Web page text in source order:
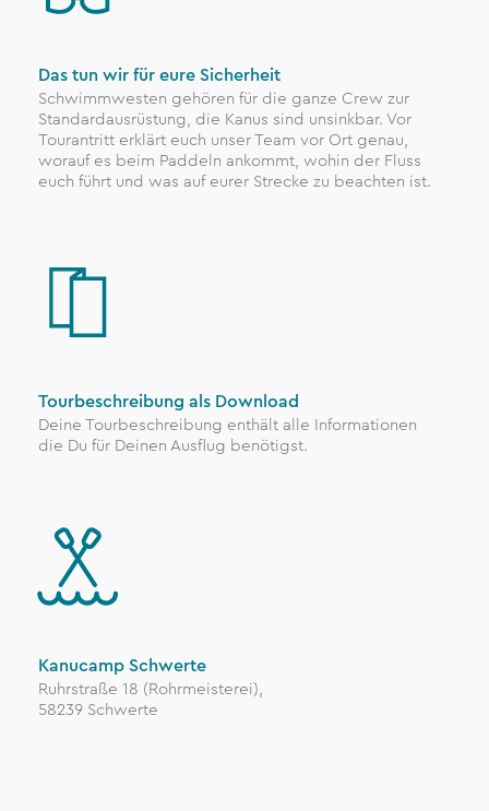
Das tun wir für eure Sicherheit
Schwimmwesten gehören für die ganze Crew zur
Standardausrüstung, die Kanus sind unsinkbar. Vor
Tourantritt erklärt euch unser Team vor Ort genau,
worauf es beim Paddeln ankommt, wohin der Fluss
euch führt und was auf eurer Strecke zu beachten ist.
Tourbeschreibung als Download
Deine Tourbeschreibung enthält alle Informationen
die Du für Deinen Ausflug benötigst.
Kanucamp Schwerte
Ruhrstraße 18 (Rohrmeisterei),
58239 Schwerte